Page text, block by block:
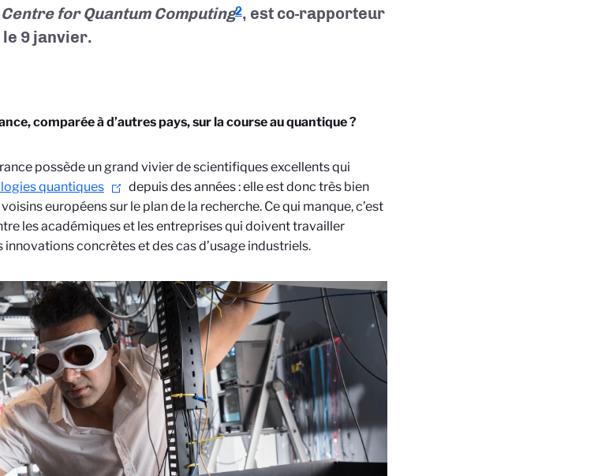
for Quantum Computing2, est co-rapporteur
9 janvier.
comparée à d’autres pays, sur la course au quantique ?
possède un grand vivier de scientifiques excellents qui
quantiques
depuis des années : elle est donc très bien
européens sur le plan de la recherche. Ce qui manque, c’est
les académiques et les entreprises qui doivent travailler
concrètes et des cas d’usage industriels.